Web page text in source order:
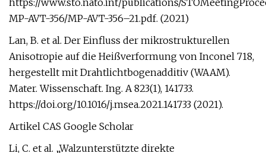
https://www.sto.nato.int/publications/
MP-AVT-356/MP-AVT-356–21.pdf. (2021)
Lan, B. et al. Der Einfluss der mikrostrukturellen
Anisotropie auf die Heißverformung von Inconel 718,
hergestellt mit Drahtlichtbogenadditiv (WAAM).
Mater. Wissenschaft. Ing. A 823(1), 141733.
https://doi.org/10.1016/j.msea.2021.141733 (2021).
Artikel CAS Google Scholar
Li, C. et al. „Walzunterstützte direkte